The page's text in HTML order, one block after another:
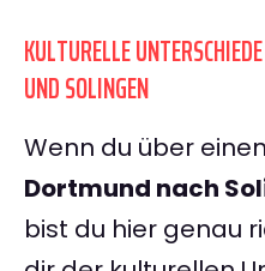
KULTURELLE
UND SOLINGEN
Wenn du über einen
Dortmund nach
bist du hier genau